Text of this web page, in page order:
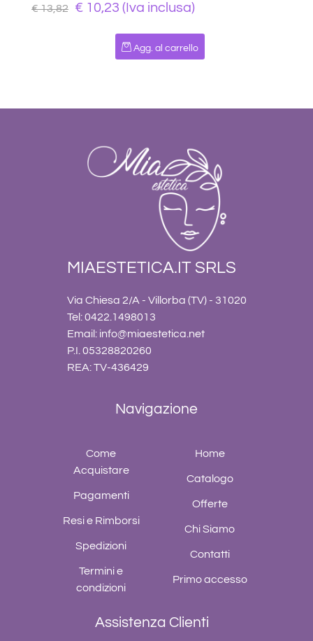
€ 13,82 € 10,23 (Iva inclusa)
Quantità
Agg. al carrello
MIAESTETICA.IT SRLS
Via Chiesa 2/A - Villorba (TV) - 31020
Tel: 0422.1498013
Email: info@miaestetica.net
P.I. 05328820260
REA: TV-436429
Navigazione
Come
Acquistare
Pagamenti
Resi e Rimborsi
Spedizioni
Termini e
condizioni
Home
Catalogo
Offerte
Chi Siamo
Contatti
Primo accesso
Assistenza Clienti